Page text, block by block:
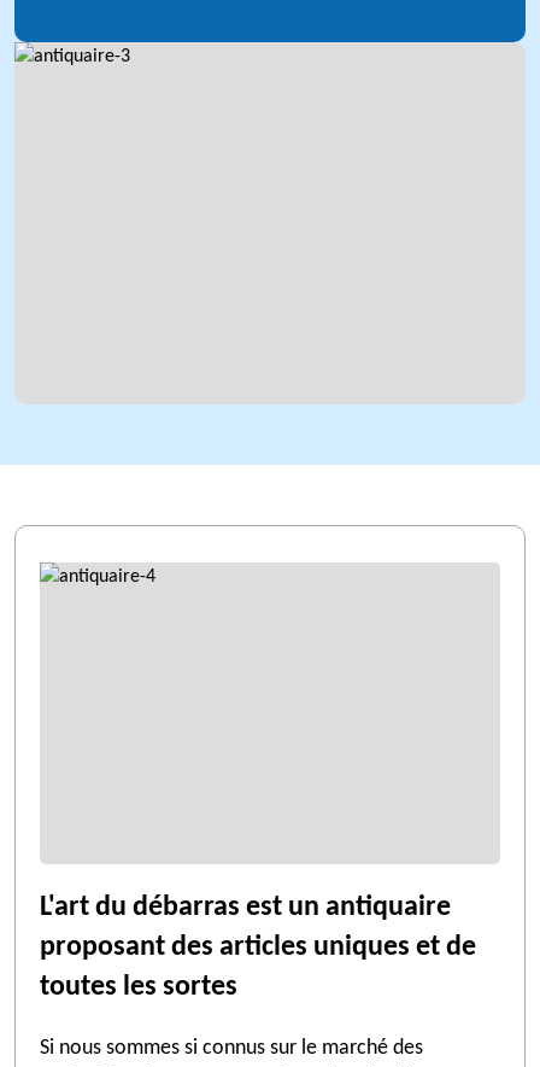
L'art du débarras est un antiquaire
proposant des articles uniques et de
toutes les sortes
Si nous sommes si connus sur le marché des